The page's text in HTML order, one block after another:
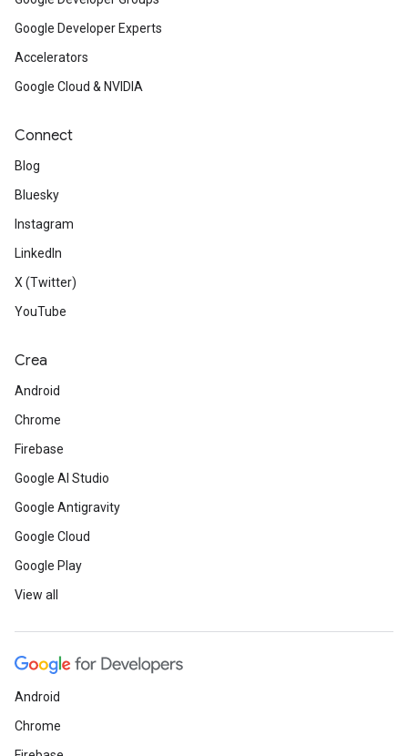
Google Developer Experts
Accelerators
Google Cloud & NVIDIA
Connect
Blog
Bluesky
Instagram
LinkedIn
X (Twitter)
YouTube
Crea
Android
Chrome
Firebase
Google AI Studio
Google Antigravity
Google Cloud
Google Play
View all
Android
Chrome